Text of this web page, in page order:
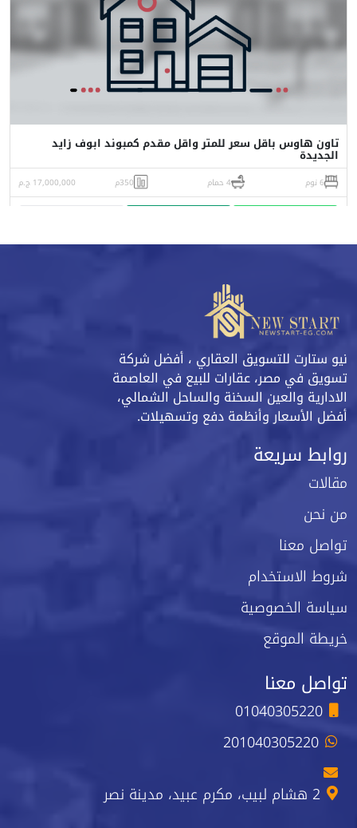
تاون هاوس باقل سعر للمتر واقل مقدم كمبوند ابوف زايد
الجديدة
6 نوم 4 حمام 350م 17,000,000 ج.م
نيو ستارت للتسويق العقاري ، أفضل شركة
تسويق في مصر، عقارات للبيع في العاصمة
الادارية والعين السخنة والساحل الشمالي،
أفضل الأسعار وأنظمة دفع وتسهيلات.
روابط سريعة
مقالات
من نحن
تواصل معنا
شروط الاستخدام
سياسة الخصوصية
خريطة الموقع
تواصل معنا
01040305220
201040305220
2 هشام لبيب، مكرم عبيد، مدينة نصر